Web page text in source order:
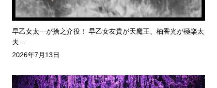
早乙女太一が捨之介役！ 早乙女友貴が天魔王、柚香光が極楽太
夫…
2026年7月13日